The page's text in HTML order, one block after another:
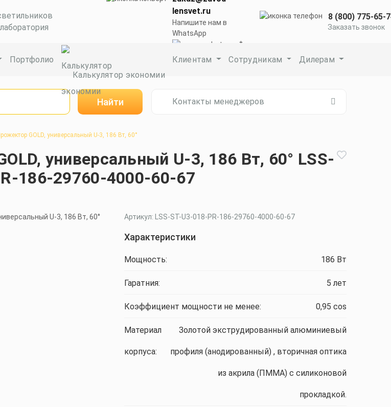
lensvet.ru
Напишите нам в
WhatsApp
8 (800) 775-65-
Заказать звонок
Портфолио
Калькулятор экономии
Клиентам Сотрудникам Дилерам
Найти Контакты менеджеров
GOLD, универсальный U-3, 186 Вт, 60°
универсальный U-3, 186 Вт, 60° LSS-
186-29760-4000-60-67
Артикул: LSS-ST-U3-018-PR-186-29760-4000-60-67
Характеристики
Мощность: 186 Вт
Гаратния: 5 лет
Коэффициент мощности не менее: 0,95 cos
Материал
корпуса:
Золотой экструдированный алюминиевый
профиля (анодированный) , вторичная оптика
из акрила (ПММА) с силиконовой
прокладкой.